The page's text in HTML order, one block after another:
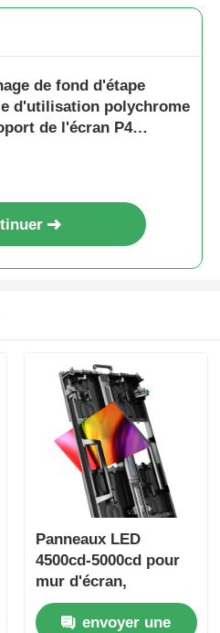
de fond d'étape
d'utilisation polychrome
de l'écran P4
Panneaux LED
4500cd-5000cd pour
mur d'écran,
affichage numérique
pour la publicité
envoyer une